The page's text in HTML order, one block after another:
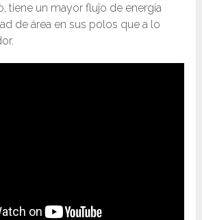
tiene un mayor flujo de energía
de área en sus polos que a lo